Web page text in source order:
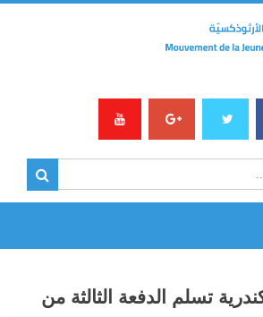
تسلم الدفعة الثالثة من